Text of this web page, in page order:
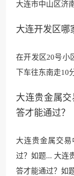
大连市中山区济
大连开发区哪
在开发区20号小
下车往东南走10
大连贵金属
答才能通过？
大连贵金属交
过？如题... 大连
答才能通过？如